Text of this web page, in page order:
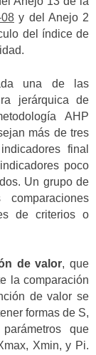
y del Anejo 2
del índice de
una de las
jerárquica de
AHP
más de tres
final
poco
Un grupo de
de criterios o
de valor, que
la comparación
de valor se
formas de S,
que
Xmin, y Pi.